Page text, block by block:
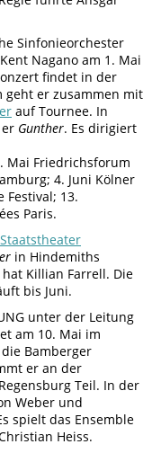
Sinfonieorchester
Nagano am 1. Mai
findet in der
geht er zusammen mit
auf Tournee. In
er Gunther. Es dirigiert
Mai Friedrichsforum
4. Juni Kölner
Festival; 13.
Paris.
Staatstheater
in Hindemiths
hat Killian Farrell. Die
bis Juni.
unter der Leitung
am 10. Mai im
Bamberger
er an der
Teil. In der
Weber und
spielt das Ensemble
Heiss.